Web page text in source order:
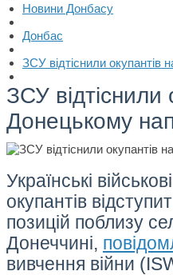
Новини Донбасу
Донбас
ЗСУ відтіснили окупантів
ЗСУ відтіснили
Донецькому
Українські
окупантів
позицій поблизу
Донеччині,
вивчення війни